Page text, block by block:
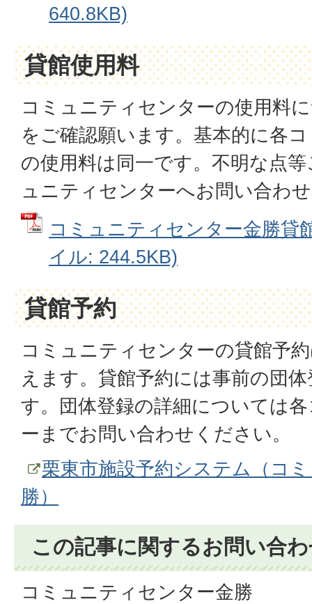
640.8KB)
貸館使用料
コミュニティセンターの使用料
をご確認願います。基本的に各
の使用料は同一です。不明な点
ュニティセンターへお問い合わ
コミュニティセンター金勝貸
イル: 244.5KB)
貸館予約
コミュニティセンターの貸館予
えます。貸館予約には事前の団
す。団体登録の詳細については
ーまでお問い合わせください。
栗東市施設予約システム（コ
勝）
この記事に関するお問い合
コミュニティセンター金勝